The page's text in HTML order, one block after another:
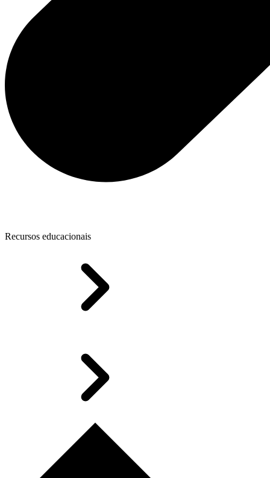
Recursos educacionais